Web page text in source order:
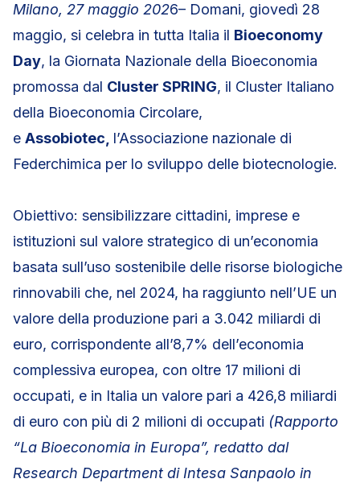
Milano, 27 maggio 2026– Domani, giovedì 28
maggio, si celebra in tutta Italia il Bioeconomy
Day, la Giornata Nazionale della Bioeconomia
promossa dal Cluster SPRING, il Cluster Italiano
della Bioeconomia Circolare,
e Assobiotec, l’Associazione nazionale di
Federchimica per lo sviluppo delle biotecnologie.
Obiettivo: sensibilizzare cittadini, imprese e
istituzioni sul valore strategico di un’economia
basata sull’uso sostenibile delle risorse biologiche
rinnovabili che, nel 2024, ha raggiunto nell’UE un
valore della produzione pari a 3.042 miliardi di
euro, corrispondente all’8,7% dell’economia
complessiva europea, con oltre 17 milioni di
occupati, e in Italia un valore pari a 426,8 miliardi
di euro con più di 2 milioni di occupati (Rapporto
“La Bioeconomia in Europa”, redatto dal
Research Department di Intesa Sanpaolo in